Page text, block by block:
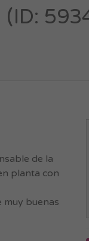
de la
planta con
muy buenas